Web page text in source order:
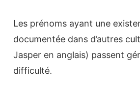
Les prénoms ayant une
documentée dans d’autres
Jasper en anglais) passent
difficulté.